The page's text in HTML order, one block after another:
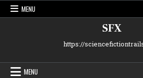
Skip
MENU
SFX
https://
MENU